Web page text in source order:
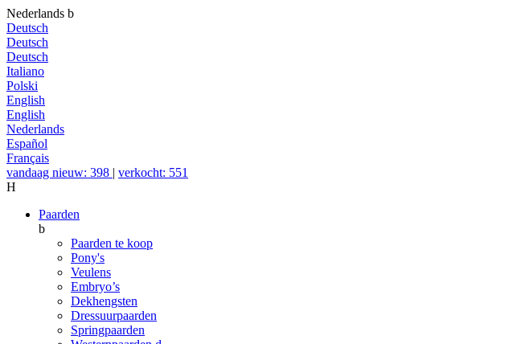
Nederlands b
Deutsch
Deutsch
Deutsch
Italiano
Polski
English
English
Nederlands
Español
Français
vandaag nieuw: 398 | verkocht: 551
H
Paarden
b
Paarden te koop
Pony's
Veulens
Embryo’s
Dekhengsten
Dressuurpaarden
Springpaarden